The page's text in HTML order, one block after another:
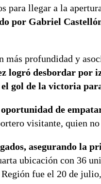
para llegar a la
por Gabriel
más profundidad y
logró desbordar por
gol de la victoria
de
visitante, quien
asegurando la
ubicación con 36
fue el 20 de